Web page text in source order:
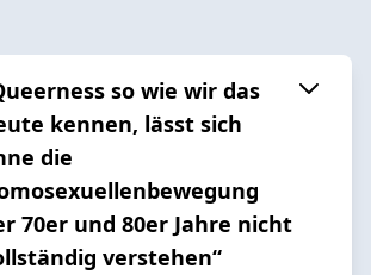
so wie wir das
kennen, lässt sich
die
70er und 80er Jahre nicht
verstehen“